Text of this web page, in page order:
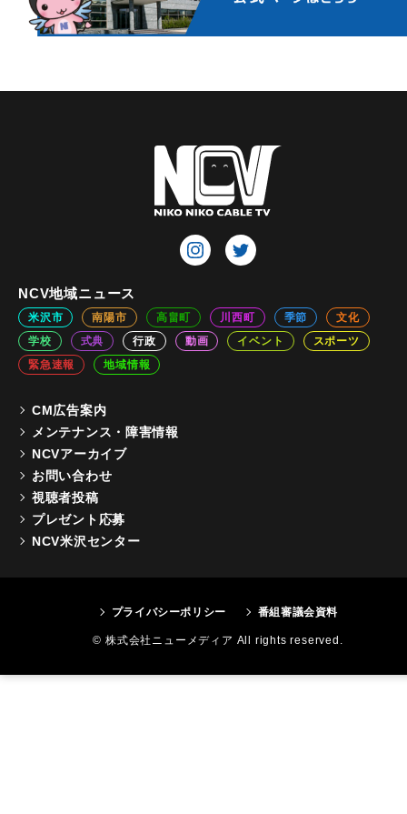
NCV地域ニュース
米沢市 南陽市 高畠町 川西町 季節
文化
学校
式典 行政 動画 イベント
スポーツ
緊急速報
地域情報
CM広告案内
メンテナンス・障害情報
NCVアーカイブ
お問い合わせ
視聴者投稿
プレゼント応募
NCV米沢センター
プライバシーポリシー 番組審議会資料
© 株式会社ニューメディア All rights reserved.